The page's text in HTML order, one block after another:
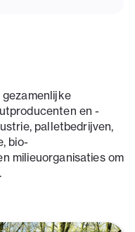
gezamenlijke
en -
palletbedrijven,
bio-
milieuorganisaties om